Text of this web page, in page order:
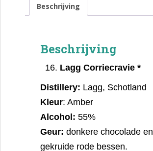
aantal
Beschrijving
Beschrijving
Lagg Corriecravie *
Distillery: Lagg, Schotland
Kleur: Amber
Alcohol: 55%
Geur: donkere chocolade en
gekruide rode bessen.